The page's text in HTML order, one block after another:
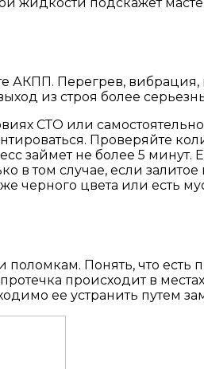
АКПП. Перегрев,
выход из строя более
СТО или
Проверяйте
займет не более 5 минут.
в том случае, если
черного цвета или есть
Понять, что есть
происходит в
ее устранить путем